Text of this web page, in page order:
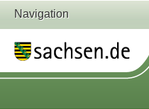
Navigation